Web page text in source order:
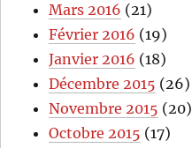
Mars 2016 (21)
Février 2016 (19)
Janvier 2016 (18)
Décembre 2015 (26)
Novembre 2015 (20)
Octobre 2015 (17)